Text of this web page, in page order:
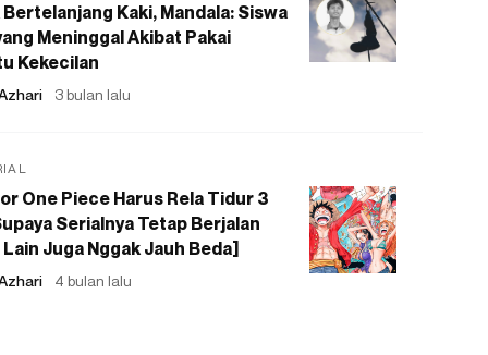
Kaki, Mandala: Siswa
Meninggal Akibat Pakai
Kekecilan
3 bulan lalu
One Piece Harus Rela Tidur 3
Serialnya Tetap Berjalan
Lain Juga Nggak Jauh Beda]
4 bulan lalu